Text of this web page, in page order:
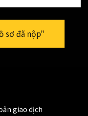
sơ đã nộp"
giao dịch